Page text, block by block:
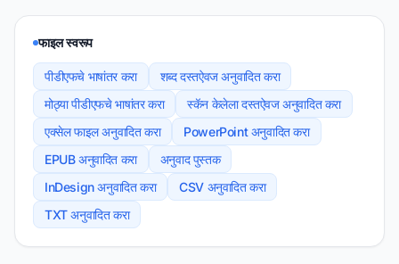
फाइल स्वरूप
पीडीएफचे भाषांतर करा
शब्द दस्तऐवज अनुवादित करा
मोठ्या पीडीएफचे भाषांतर करा
स्कॅन केलेला दस्तऐवज अनुवादित करा
एक्सेल फाइल अनुवादित करा
PowerPoint अनुवादित करा
EPUB अनुवादित करा
अनुवाद पुस्तक
InDesign अनुवादित करा
CSV अनुवादित करा
TXT अनुवादित करा